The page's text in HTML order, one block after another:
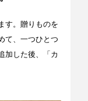
す。贈りものを
て、一つひとつ
加した後、「カ